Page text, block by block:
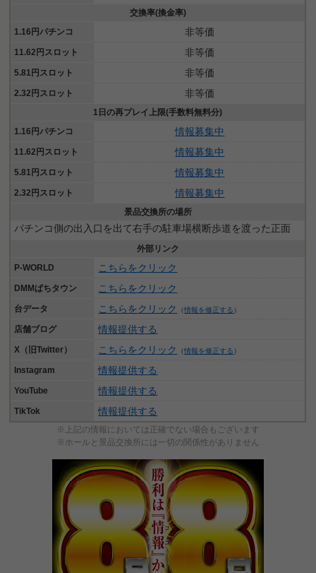
交換率(換金率)
1.16円パチンコ
非等価
11.62円スロット 非等価
5.81円スロット 非等価
2.32円スロット 非等価
1日の再プレイ上限(手数料無料分)
1.16円パチンコ
情報募集中
11.62円スロット 情報募集中
5.81円スロット 情報募集中
2.32円スロット 情報募集中
景品交換所の場所
パチンコ側の出入口を出て右手の駐車場横断歩道を渡った正面
外部リンク
P-WORLD
こちらをクリック
DMMぱちタウン こちらをクリック
台データ こちらをクリック （情報を修正する ）
店舗ブログ 情報提供する
X（旧Twitter） こちらをクリック （情報を修正する ）
Instagram 情報提供する
YouTube 情報提供する
TikTok 情報提供する
※上記の情報においては正確でない場合もございます
※ホールと景品交換所には一切の関係性がありません